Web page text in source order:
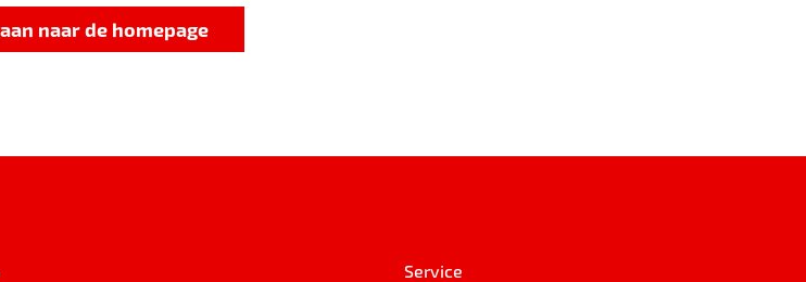
naar de homepage
Service